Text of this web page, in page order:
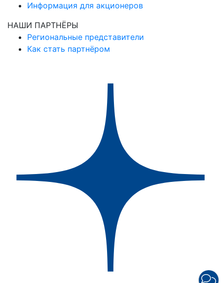
Информация для акционеров
НАШИ ПАРТНЁРЫ
Региональные представители
Как стать партнёром